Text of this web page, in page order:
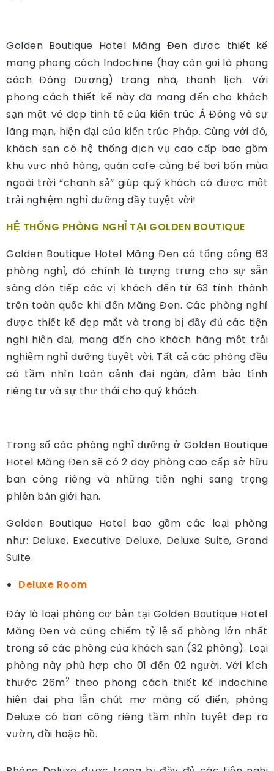
Golden Boutique Hotel Măng Đen được thiết kế
mang phong cách Indochine (hay còn gọi là phong
cách Đông Dương) trang nhã, thanh lịch. Với
phong cách thiết kế này đã mang đến cho khách
sạn một vẻ đẹp tinh tế của kiến trúc Á Đông và sự
lãng mạn, hiện đại của kiến trúc Pháp. Cùng với đó,
khách sạn có hệ thống dịch vụ cao cấp bao gồm
khu vực nhà hàng, quán cafe cùng bể bơi bốn mùa
ngoài trời “chanh sả” giúp quý khách có được một
trải nghiệm nghỉ dưỡng đầy tuyệt vời!
HỆ THỐNG PHÒNG NGHỈ TẠI GOLDEN BOUTIQUE
Golden Boutique Hotel Măng Đen có tổng cộng 63
phòng nghỉ, đó chính là tượng trưng cho sự sẵn
sàng đón tiếp các vị khách đến từ 63 tỉnh thành
trên toàn quốc khi đến Măng Đen. Các phòng nghỉ
được thiết kế đẹp mắt và trang bị đầy đủ các tiện
nghi hiện đại, mang đến cho khách hàng một trải
nghiệm nghỉ dưỡng tuyệt vời. Tất cả các phòng đều
có tầm nhìn toàn cảnh đại ngàn, đảm bảo tính
riêng tư và sự thư thái cho quý khách.
Trong số các phòng nghỉ dưỡng ở Golden Boutique
Hotel Măng Đen sẽ có 2 dãy phòng cao cấp sở hữu
ban công riêng và những tiện nghi sang trọng
phiên bản giới hạn.
Golden Boutique Hotel bao gồm các loại phòng
như: Deluxe, Executive Deluxe, Deluxe Suite, Grand
Suite.
Deluxe Room
Đây là loại phòng cơ bản tại Golden Boutique Hotel
Măng Đen và cũng chiếm tỷ lệ số phòng lớn nhất
trong số các phòng của khách sạn (32 phòng). Loại
phòng này phù hợp cho 01 đến 02 người. Với kích
thước 26m2 theo phong cách thiết kế indochine
hiện đại pha lẫn chút mơ màng cổ điển, phòng
Deluxe có ban công riêng tầm nhìn tuyệt đẹp ra
vườn, đồi hoặc hồ.